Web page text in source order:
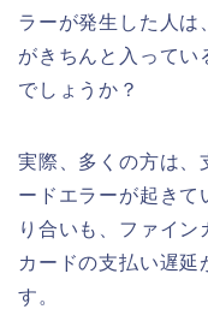
ラーが発生した人は
がきちんと入ってい
でしょうか？
実際、多くの方は、
ードエラーが起きて
り合いも、ファイン
カードの支払い遅
す。